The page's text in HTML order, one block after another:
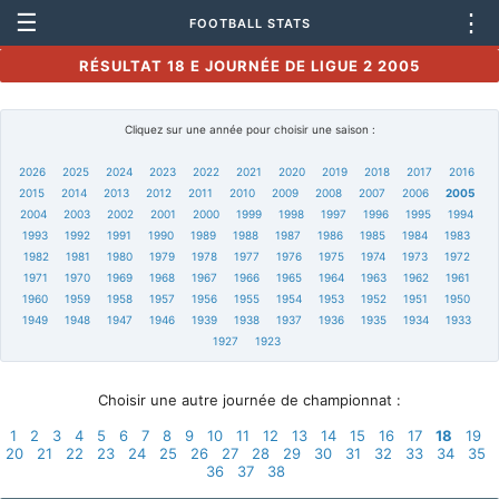
☰ FOOTBALL STATS ⋮
RÉSULTAT 18 E JOURNÉE DE LIGUE 2 2005
Cliquez sur une année pour choisir une saison :
2026 2025 2024 2023 2022 2021 2020 2019 2018 2017
2016
2015
2014 2013 2012 2011 2010 2009 2008 2007 2006
2005
2004
2003 2002 2001 2000 1999 1998 1997 1996 1995
1994
1993
1992 1991 1990 1989 1988 1987 1986 1985 1984
1983
1982
1981 1980 1979 1978 1977 1976 1975 1974 1973
1972
1971
1970 1969 1968 1967 1966 1965 1964 1963 1962
1961
1960
1959 1958 1957 1956 1955 1954 1953 1952 1951
1950
1949
1948 1947 1946 1939 1938 1937 1936 1935 1934
1933
1927
1923
Choisir une autre journée de championnat :
1
2 3 4 5 6 7 8 9 10 11 12 13 14 15 16 17 18
19
20
21 22 23 24 25 26 27 28 29 30 31 32 33 34
35
36
37 38